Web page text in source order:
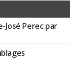
José Perec par